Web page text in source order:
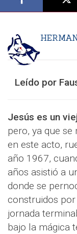
Leído por
Jesús es un
pero, ya que
en este acto,
año 1967,
años asistió a
donde se
construidos
jornada
bajo la mágica